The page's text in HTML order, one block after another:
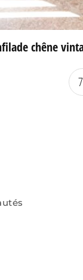
chêne